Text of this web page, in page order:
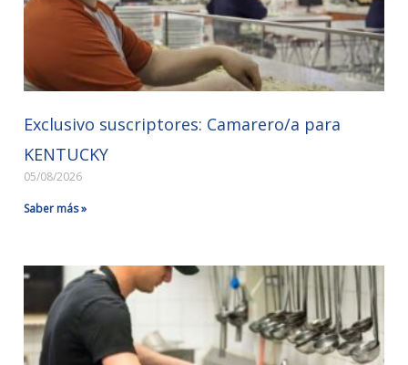
Exclusivo suscriptores: Camarero/a para
KENTUCKY
05/08/2026
Saber más »